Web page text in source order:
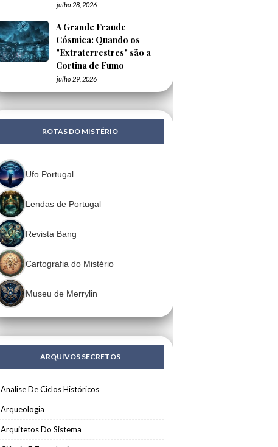
julho 28, 2026
A Grande Fraude
Cósmica: Quando os
"Extraterrestres" são a
Cortina de Fumo
julho 29, 2026
ROTAS DO MISTÉRIO
Ufo Portugal
Lendas de Portugal
Revista Bang
Cartografia do Mistério
Museu de Merrylin
ARQUIVOS SECRETOS
Analise De Ciclos Históricos
Arqueologia
Arquitetos Do Sistema